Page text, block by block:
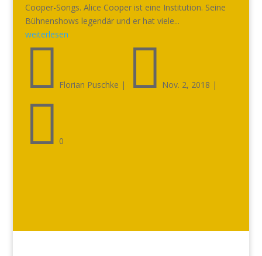
Cooper-Songs. Alice Cooper ist eine Institution. Seine
Bühnenshows legendär und er hat viele...
weiterlesen
 Florian Puschke |  Nov. 2, 2018 |
 0